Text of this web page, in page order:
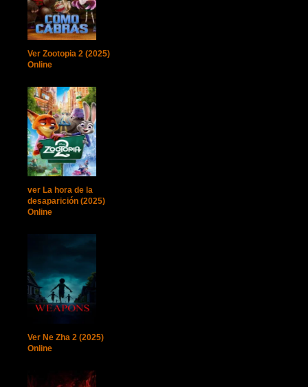
Ver Zootopia 2 (2025)
Online
ver La hora de la
desaparición (2025)
Online
Ver Ne Zha 2 (2025)
Online